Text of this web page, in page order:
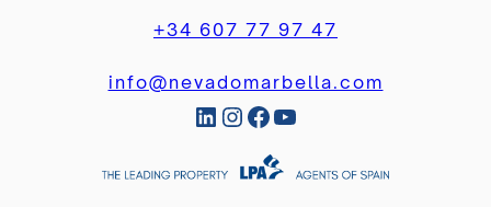
+34 607 77 97 47
info@nevadomarbella.com
LinkedIn InstagramFacebook YouTube